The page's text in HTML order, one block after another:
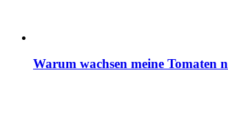
Warum wachsen meine Tomaten